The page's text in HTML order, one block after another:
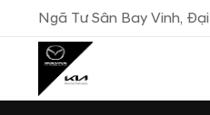
Ngã Tư Sân Bay Vinh,